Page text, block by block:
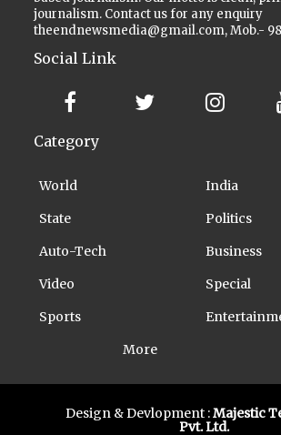
journalism. Contact us for any enquiry
theendnewsmedia@gmail.com, Mob.-
Social Link
Category
World
India
State
Politics
Auto-Tech
Business
Video
Special
Sports
More
Design & Devlopment :Majestic
Pvt. Ltd.